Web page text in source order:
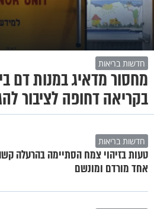
חדשות בריאות
מחסור מדאיג במנות דם
בקריאה דחופה לציבור
חדשות בריאות
טעות בזיהוי צמח הסתיימה בהרעלה
אחד מורדם ומונשם